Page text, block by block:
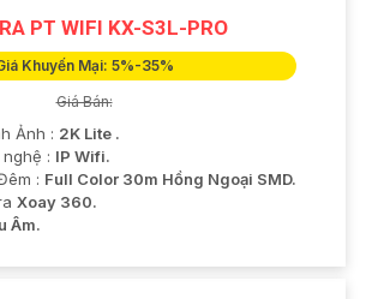
PT WIFI KX-S3L-PRO
Khuyến Mại: 5%-35%
Giá Bán:
Ảnh : 2K Lite .
: IP Wifi.
: Full Color 30m Hồng Ngoại SMD.
Xoay 360.
Âm.